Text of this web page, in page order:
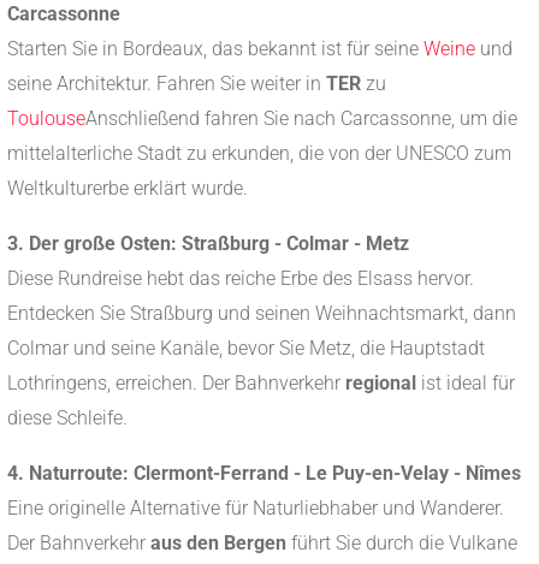
Carcassonne
Starten Sie in Bordeaux, das bekannt ist für seine Weine und
seine Architektur. Fahren Sie weiter in TER zu
ToulouseAnschließend fahren Sie nach Carcassonne, um die
mittelalterliche Stadt zu erkunden, die von der UNESCO zum
Weltkulturerbe erklärt wurde.
3. Der große Osten: Straßburg - Colmar - Metz
Diese Rundreise hebt das reiche Erbe des Elsass hervor.
Entdecken Sie Straßburg und seinen Weihnachtsmarkt, dann
Colmar und seine Kanäle, bevor Sie Metz, die Hauptstadt
Lothringens, erreichen. Der Bahnverkehr regional ist ideal für
diese Schleife.
4. Naturroute: Clermont-Ferrand - Le Puy-en-Velay - Nîmes
Eine originelle Alternative für Naturliebhaber und Wanderer.
Der Bahnverkehr aus den Bergen führt Sie durch die Vulkane